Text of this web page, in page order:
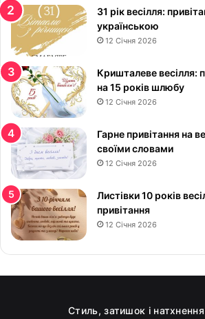
в
і
к
р
а
с
и
в
і
к
р
т
и
н
к
и
31 рік весілля:
українською
12 Січня 2026
Кришталеве весілля:
на 15 років шлюбу
12 Січня 2026
Гарне привітання на
своїми словами
12 Січня 2026
Листівки 10 років
привітання
12 Січня 2026
Стиль, затишок і